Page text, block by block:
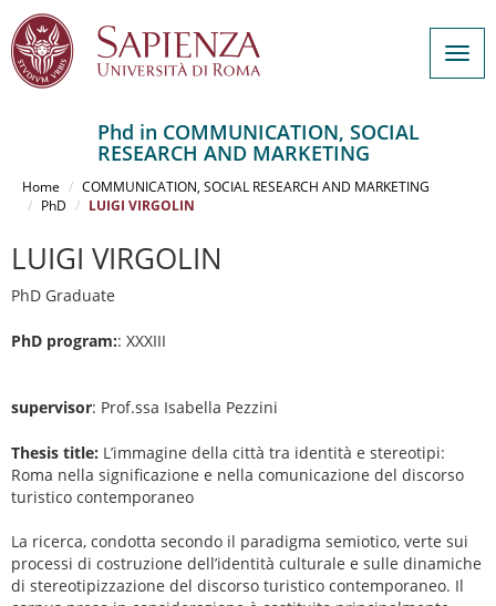
contenuto
Phd in COMMUNICATION, SOCIAL
RESEARCH AND MARKETING
Home
COMMUNICATION, SOCIAL RESEARCH AND MARKETING
PhD
LUIGI VIRGOLIN
LUIGI VIRGOLIN
PhD Graduate
PhD program:: XXXIII
supervisor: Prof.ssa Isabella Pezzini
Thesis title: L’immagine della città tra identità e stereotipi:
Roma nella significazione e nella comunicazione del discorso
turistico contemporaneo
La ricerca, condotta secondo il paradigma semiotico, verte sui
processi di costruzione dell’identità culturale e sulle dinamiche
di stereotipizzazione del discorso turistico contemporaneo. Il